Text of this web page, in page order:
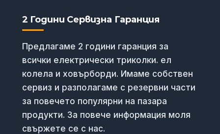
2 Години Сервизна Гаранция
Предлагаме 2 години гаранция за
всички електрически триколки. ел
колела и ховърборди. Имаме собствен
сервиз и разполагаме с резервни части
за повечето популярни на пазара
продукти. За повече информация моля
свържете се с нас.